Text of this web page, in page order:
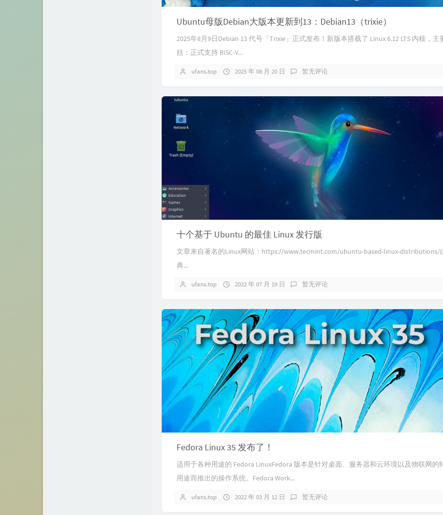
Ubuntu母版Debian大版本更新到13：Debian13（trixie）
2025年8月9日Debian 13 代号「Trixie」正式发布！新版本搭载了 Linux 6.12 LTS 内核，主
括：正式支持 RISC-V...
ufans.top 2025 年 08 月 20 日 暂无评论
十个基于 Ubuntu 的最佳 Linux 发行版
文章来自著名的Linux网站：https://www.tecmint.com/ubuntu-based-linux-distributions/
典...
ufans.top 2022 年 07 月 19 日 暂无评论
Fedora Linux 35 发布了！
适用于各种用途的 Fedora LinuxFedora 版本是针对桌面、服务器和云环境以及物联网的
用途而推出的操作系统。Fedora Work...
ufans.top 2022 年 03 月 12 日 暂无评论